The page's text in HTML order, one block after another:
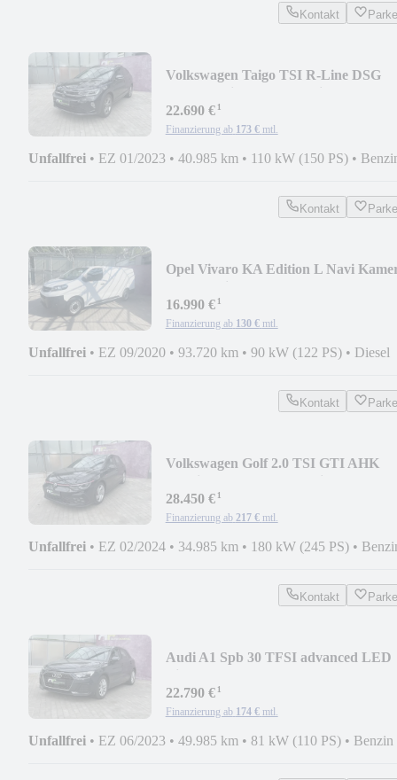
Kontakt
Volkswagen Taigo TSI R-Line DSG
22.690 €¹
Finanzierung ab 173 € mtl.
Unfallfrei • EZ 01/2023 • 40.985 km • 110 kW (150 PS) •
Kontakt
Opel Vivaro KA Edition L Navi
16.990 €¹
Finanzierung ab 130 € mtl.
Unfallfrei • EZ 09/2020 • 93.720 km • 90 kW (122 PS) • Diesel
Kontakt
Volkswagen Golf 2.0 TSI GTI AHK
28.450 €¹
Finanzierung ab 217 € mtl.
Unfallfrei • EZ 02/2024 • 34.985 km • 180 kW (245 PS) •
Kontakt
Audi A1 Spb 30 TFSI advanced LED
22.790 €¹
Finanzierung ab 174 € mtl.
Unfallfrei • EZ 06/2023 • 49.985 km • 81 kW (110 PS) • Benzin